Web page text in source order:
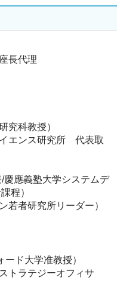
長代理
究科教授）
エンス研究所 代表取
慶應義塾大学システムデ
程）
若者研究所リーダー）
ド大学准教授）
トラテジーオフィサ